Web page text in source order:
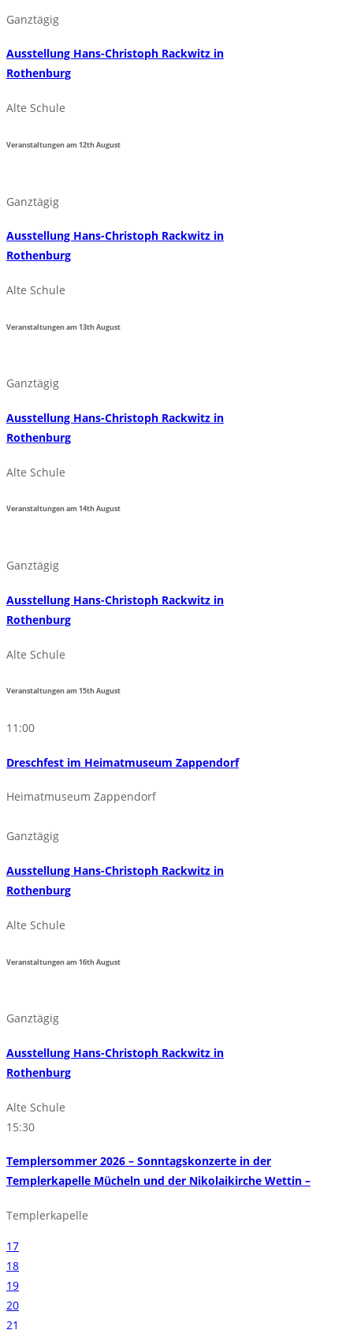
Ganztägig
Ausstellung Hans-Christoph Rackwitz in
Rothenburg
Alte Schule
Veranstaltungen am12thAugust
Ganztägig
Ausstellung Hans-Christoph Rackwitz in
Rothenburg
Alte Schule
Veranstaltungen am13thAugust
Ganztägig
Ausstellung Hans-Christoph Rackwitz in
Rothenburg
Alte Schule
Veranstaltungen am14thAugust
Ganztägig
Ausstellung Hans-Christoph Rackwitz in
Rothenburg
Alte Schule
Veranstaltungen am15thAugust
11:00
Dreschfest im Heimatmuseum Zappendorf
Heimatmuseum Zappendorf
Ganztägig
Ausstellung Hans-Christoph Rackwitz in
Rothenburg
Alte Schule
Veranstaltungen am16thAugust
Ganztägig
Ausstellung Hans-Christoph Rackwitz in
Rothenburg
Alte Schule
15:30
Templersommer 2026 – Sonntagskonzerte in der
Templerkapelle Mücheln und der Nikolaikirche Wettin –
Templerkapelle
17
18
19
20
21